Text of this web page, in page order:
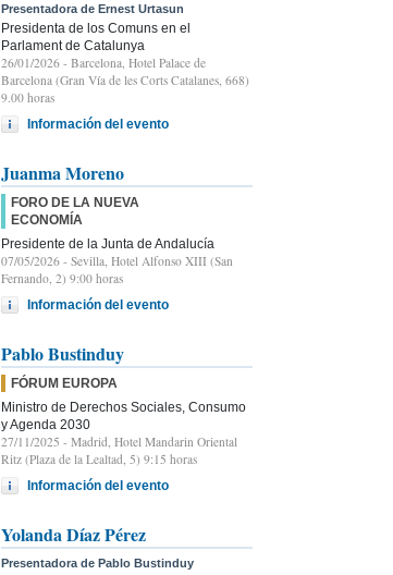
Presentadora de Ernest Urtasun
Presidenta de los Comuns en el
Parlament de Catalunya
26/01/2026 - Barcelona, Hotel Palace de
Barcelona (Gran Vía de les Corts Catalanes, 668)
9.00 horas
Información del evento
Juanma Moreno
FORO DE LA NUEVA
ECONOMÍA
Presidente de la Junta de Andalucía
07/05/2026 - Sevilla, Hotel Alfonso XIII (San
Fernando, 2) 9:00 horas
Información del evento
Pablo Bustinduy
FÓRUM EUROPA
Ministro de Derechos Sociales, Consumo
y Agenda 2030
27/11/2025 - Madrid, Hotel Mandarin Oriental
Ritz (Plaza de la Lealtad, 5) 9:15 horas
Información del evento
Yolanda Díaz Pérez
Presentadora de Pablo Bustinduy